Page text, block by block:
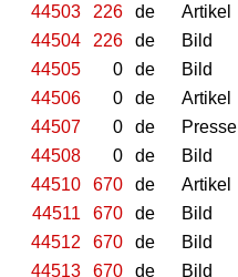
44503
226 de Artikel
44504
226 de Bild
44505
0 de Bild
44506
0 de Artikel
44507
0 de Presse
44508
0 de Bild
44510
670 de Artikel
44511
670 de Bild
44512
670 de Bild
44513
670 de Bild